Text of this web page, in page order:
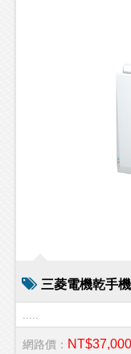
三菱電機乾手
網路價： NT$37,000